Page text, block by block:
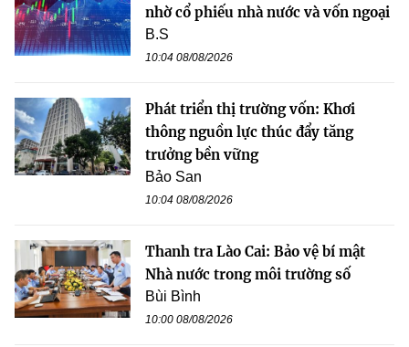
nhờ cổ phiếu nhà nước và vốn ngoại
B.S
10:04 08/08/2026
Phát triển thị trường vốn: Khơi
thông nguồn lực thúc đẩy tăng
trưởng bền vững
Bảo San
10:04 08/08/2026
Thanh tra Lào Cai: Bảo vệ bí mật
Nhà nước trong môi trường số
Bùi Bình
10:00 08/08/2026